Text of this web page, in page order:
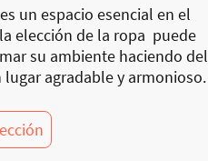
un espacio esencial en el
elección de la ropa puede
su ambiente haciendo del
agradable y armonioso.